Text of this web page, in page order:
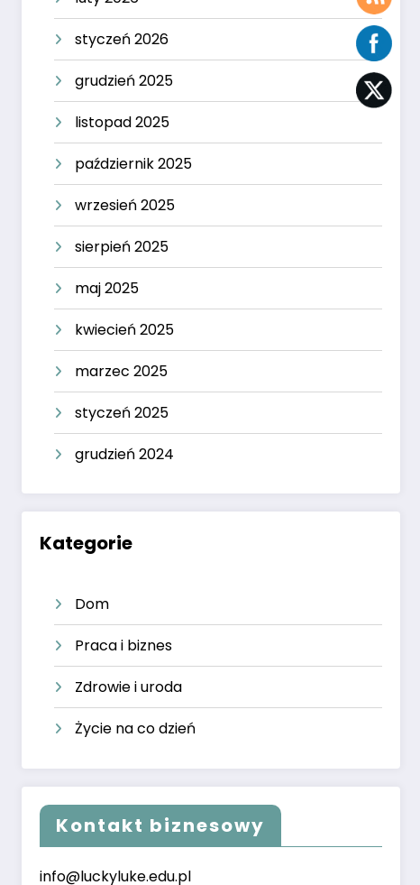
styczeń 2026
grudzień 2025
listopad 2025
październik 2025
wrzesień 2025
sierpień 2025
maj 2025
kwiecień 2025
marzec 2025
styczeń 2025
grudzień 2024
Kategorie
Dom
Praca i biznes
Zdrowie i uroda
Życie na co dzień
Kontakt biznesowy
info@luckyluke.edu.pl